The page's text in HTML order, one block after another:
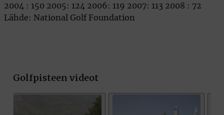
2004 : 150 2005: 124 2006: 119 2007: 113 2008 : 72
Lähde: National Golf Foundation